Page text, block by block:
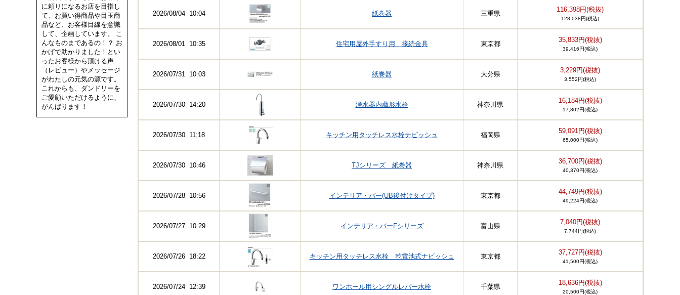
に頼りになるお店を目指し
て、お買い得商品や目玉商
品など、お客様目線を意識
して、企画しています。 こ
んなものまであるの！？ お
かげで助かりました！とい
ったお客様から頂ける声
（レビュー）やメッセージ
がわたしの元気の源です。
これからも、ダンドリーを
ご愛顧いただけるように、
がんばります！
2026/08/04 10:04 紙巻器 三重県
116,398円(税抜)
128,038円(税込)
2026/08/01 10:35 住宅用屋外手すり用 接続金具 東京都
35,833円(税抜)
39,416円(税込)
2026/07/31 10:03 紙巻器 大分県
3,229円(税抜)
3,552円(税込)
2026/07/30 14:20 浄水器内蔵形水栓 神奈川県
16,184円(税抜)
17,802円(税込)
2026/07/30 11:18 キッチン用タッチレス水栓ナビッシュ 福岡県
59,091円(税抜)
65,000円(税込)
2026/07/30 10:46 TJシリーズ 紙巻器 神奈川県
36,700円(税抜)
40,370円(税込)
2026/07/28 10:56 インテリア・バー(UB後付けタイプ) 東京都
44,749円(税抜)
49,224円(税込)
2026/07/27 10:29 インテリア・バーFシリーズ 富山県
7,040円(税抜)
7,744円(税込)
2026/07/26 18:22 キッチン用タッチレス水栓 乾電池式ナビッシュ 東京都
37,727円(税抜)
41,500円(税込)
2026/07/24 12:39 ワンホール用シングルレバー水栓 千葉県
18,636円(税抜)
20,500円(税込)